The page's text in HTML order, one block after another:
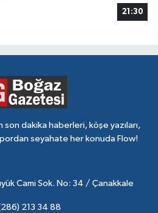
21:30
dakika haberleri, köşe yazıları,
seyahate her konuda Flow!
Cami Sok. No: 34 / Çanakkale
213 34 88